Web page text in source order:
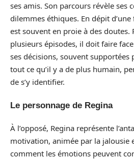
ses amis. Son parcours révèle ses
dilemmes éthiques. En dépit d’une
est souvent en proie à des doutes.
plusieurs épisodes, il doit faire
ses décisions, souvent supportées
tout ce qu’il y a de plus humain,
de s’y identifier.
Le personnage de Regina
À l’opposé, Regina représente
motivation, animée par la jalousie
comment les émotions peuvent